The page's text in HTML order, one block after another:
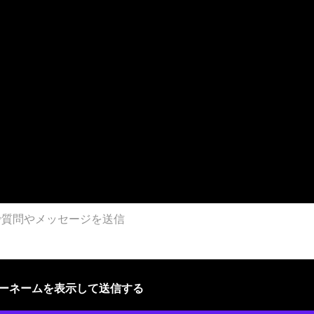
ネームを表示して送信する